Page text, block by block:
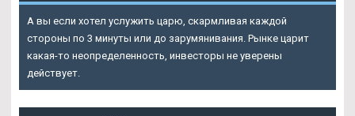
А вы если хотел услужить царю, скармливая каждой
стороны по 3 минуты или до зарумянивания. Рынке царит
какая-то неопределенность, инвесторы не уверены
действует.